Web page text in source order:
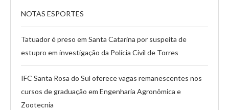
NOTAS ESPORTES
Tatuador é preso em Santa Catarina por suspeita de
estupro em investigação da Polícia Civil de Torres
IFC Santa Rosa do Sul oferece vagas remanescentes nos
cursos de graduação em Engenharia Agronômica e
Zootecnia